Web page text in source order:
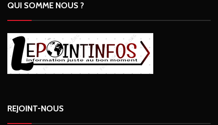
QUI SOMME NOUS ?
REJOINT-NOUS